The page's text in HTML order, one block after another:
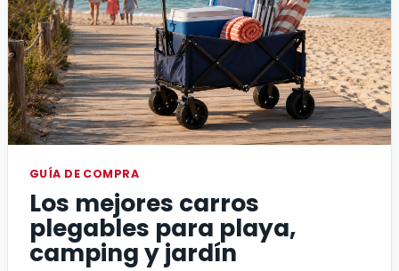
GUÍA DE COMPRA
Los mejores carros
plegables para playa,
camping y jardín